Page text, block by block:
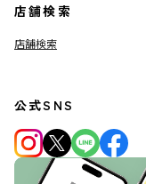
店舗検索
店舗検索
公式SNS